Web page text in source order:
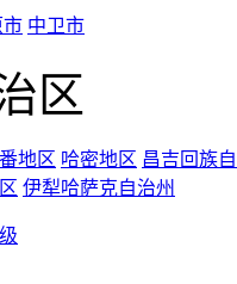
市 中卫市
区
地区 哈密地区 昌吉回族
伊犁哈萨克自治州